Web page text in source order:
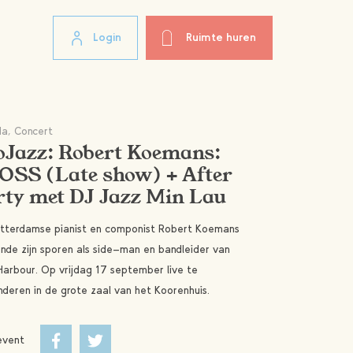
Login Ruimte huren
Concert
Robert Koemans:
(Late show) + After
met DJ Jazz Min Lau
pianist en componist Robert Koemans
zijn sporen als side-man en bandleider van
Op vrijdag 17 september live te
in de grote zaal van het Koorenhuis.